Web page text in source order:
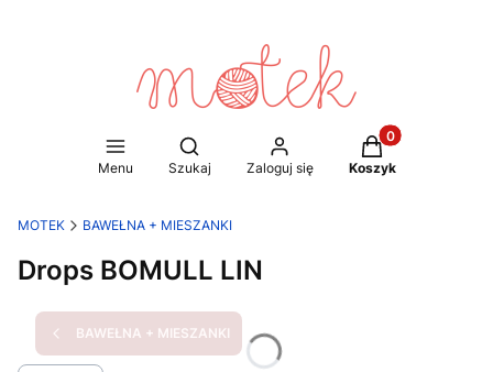
Menu
Otwórz wyszukiwarkę
Szukaj Zaloguj się
Produkty w
Koszyk
MOTEK BAWEŁNA + MIESZANKI
Drops BOMULL LIN
BAWEŁNA + MIESZANKI